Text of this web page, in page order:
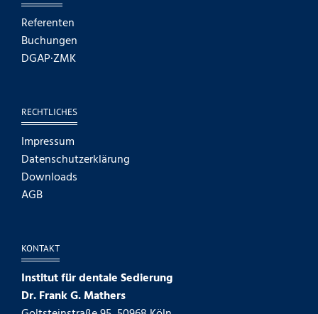
Referenten
Buchungen
DGAP·ZMK
RECHTLICHES
Impressum
Datenschutzerklärung
Downloads
AGB
KONTAKT
Institut für dentale Sedierung
Dr. Frank G. Mathers